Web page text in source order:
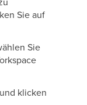
Sie auf
Sie
klicken